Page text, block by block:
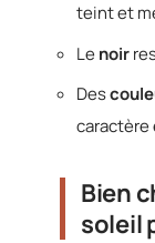
teint et
Lenoir
Des
caractère
Bien
soleil